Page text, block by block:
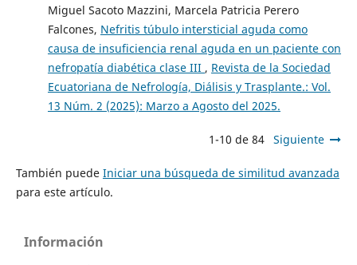
Miguel Sacoto Mazzini, Marcela Patricia Perero
Falcones, Nefritis túbulo intersticial aguda como
causa de insuficiencia renal aguda en un paciente con
nefropatía diabética clase III , Revista de la Sociedad
Ecuatoriana de Nefrología, Diálisis y Trasplante.: Vol.
13 Núm. 2 (2025): Marzo a Agosto del 2025.
1-10 de 84 Siguiente
También puede Iniciar una búsqueda de similitud avanzada
para este artículo.
Información